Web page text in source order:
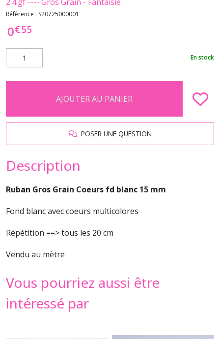
Référence : S20725000001
0€55
En stock
AJOUTER AU PANIER
POSER UNE QUESTION
Description
Ruban Gros Grain Coeurs fd blanc 15 mm
Fond blanc avec coeurs multicolores
Répétition ==> tous les 20 cm
Vendu au mètre
Vous pourriez aussi être
intéressé par